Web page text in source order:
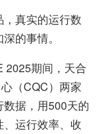
真实的运行数
的事情。
2025期间，天合
（CQC）两家
据，用500天的
运行效率、收